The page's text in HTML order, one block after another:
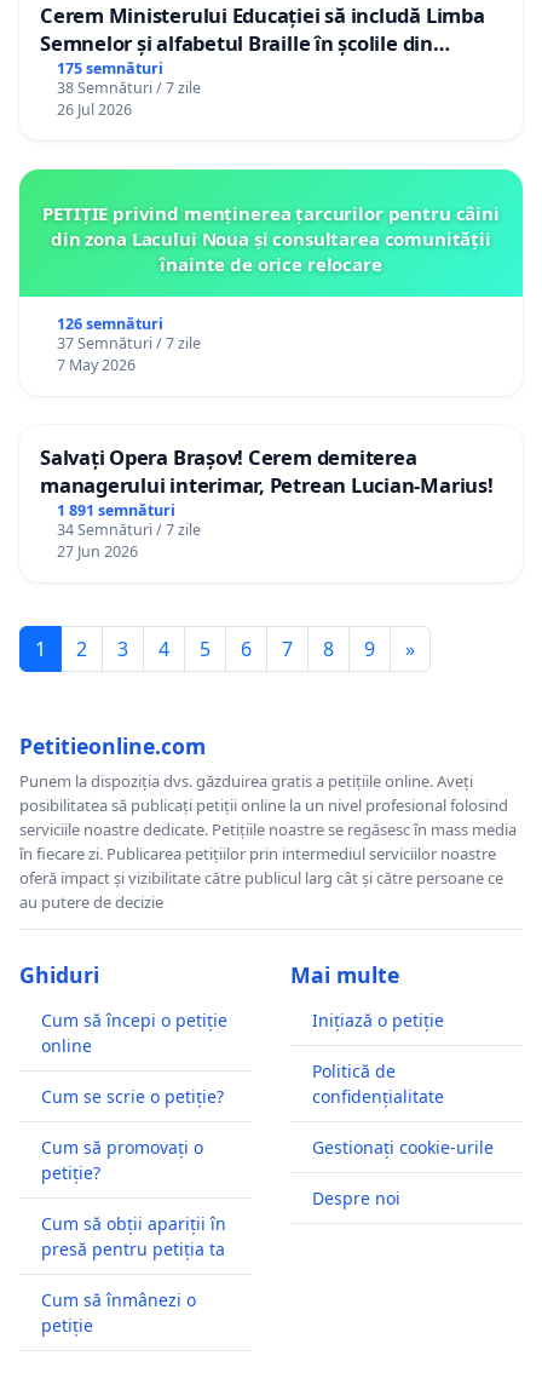
Cerem Ministerului Educației să includă Limba
Semnelor și alfabetul Braille în școlile din
Republica Moldova!
175 semnături
38 Semnături / 7 zile
26 Jul 2026
PETIȚIE privind menținerea țarcurilor pentru câini
din zona Lacului Noua și consultarea comunității
înainte de orice relocare
126 semnături
37 Semnături / 7 zile
7 May 2026
Salvați Opera Brașov! Cerem demiterea
managerului interimar, Petrean Lucian-Marius!
1 891 semnături
34 Semnături / 7 zile
27 Jun 2026
1 2 3 4 5 6 7 8 9 »
Petitieonline.com
Punem la dispoziția dvs. găzduirea gratis a petițiile online. Aveți
posibilitatea să publicați petiții online la un nivel profesional folosind
serviciile noastre dedicate. Petițiile noastre se regăsesc în mass media
în fiecare zi. Publicarea petițiilor prin intermediul serviciilor noastre
oferă impact și vizibilitate către publicul larg cât și către persoane ce
au putere de decizie
Ghiduri
Cum să începi o petiție
online
Cum se scrie o petiție?
Cum să promovați o
petiție?
Cum să obții apariții în
presă pentru petiția ta
Cum să înmânezi o
petiție
Mai multe
Inițiază o petiție
Politică de
confidențialitate
Gestionați cookie-urile
Despre noi